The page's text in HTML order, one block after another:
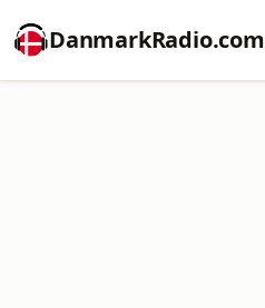
DanmarkRadio.com